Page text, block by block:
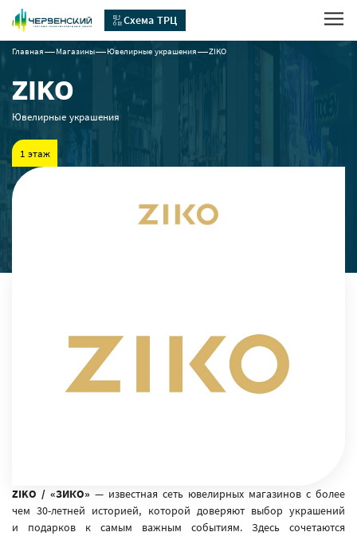
Схема ТРЦ
Главная Магазины Ювелирные украшения ZIKO
ZIKO
Ювелирные украшения
1 этаж
ZIKO / «ЗИКО»— известная сеть ювелирных магазинов с более
чем 30-летней историей, которой доверяют выбор украшений
и подарков к самым важным событиям. Здесь сочетаются